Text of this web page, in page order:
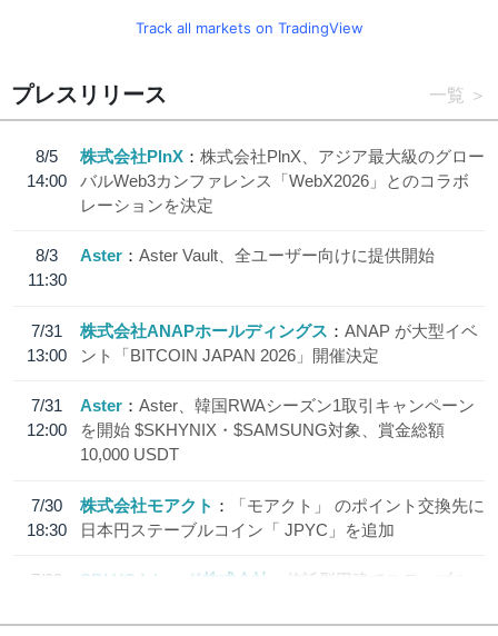
Track all markets on TradingView
プレスリリース 一覧
8/5
14:00
株式会社PlnX
株式会社PlnX、アジア最大級のグロー
バルWeb3カンファレンス「WebX2026」とのコラボ
レーションを決定
8/3
11:30
Aster Aster Vault、全ユーザー向けに提供開始
7/31
13:00
株式会社ANAPホールディングス
ANAP が大型イベ
ント「BITCOIN JAPAN 2026」開催決定
7/31
12:00
Aster
Aster、韓国RWAシーズン1取引キャンペーン
を開始 $SKHYNIX・$SAMSUNG対象、賞金総額
10,000 USDT
7/30
18:30
株式会社モアクト
「モアクト」 のポイント交換先に
日本円ステーブルコイン「 JPYC」を追加
7/29
SBI VCトレード株式会社
信託型円建てステーブル